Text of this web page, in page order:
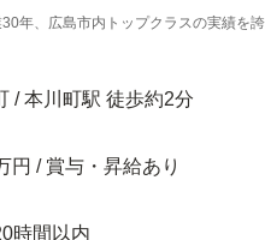
年、広島市内トップクラスの実績を
/ 本川町駅 徒歩約2分
円 / 賞与・昇給あり
時間以内